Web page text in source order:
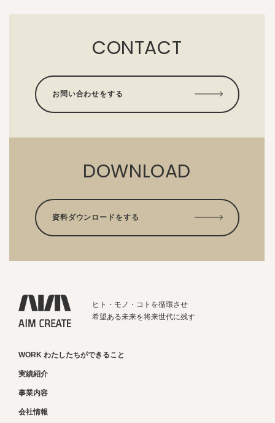
CONTACT
お問い合わせをする
DOWNLOAD
資料ダウンロードをする
ヒト・モノ・コトを循環させ
希望ある未来を将来世代に残す
WORK わたしたちができること
実績紹介
事業内容
会社情報